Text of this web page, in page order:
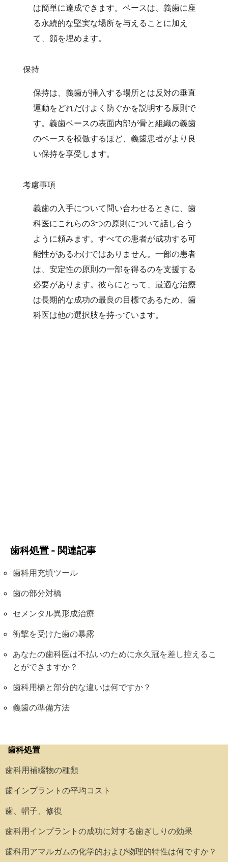
は簡単に達成できます。ベースは、義歯に座
る永続的な堅実な場所を与えることに加え
て、顔を埋めます。
保持
保持は、義歯が挿入する場所とは反対の垂直
運動をどれだけよく防ぐかを説明する原則で
す。義歯ベースの表面内部が骨と組織の義歯
のベースを模倣するほど、義歯患者がより良
い保持を享受します。
考慮事項
義歯の入手について問い合わせるときに、歯
科医にこれらの3つの原則について話し合う
ように頼みます。すべての患者が成功する可
能性があるわけではありません。一部の患者
は、安定性の原則の一部を得るのを支援する
必要があります。彼らにとって、最適な治療
は長期的な成功の最良の目標であるため、歯
科医は他の選択肢を持っています。
歯科処置 - 関連記事
歯科用充填ツール
歯の部分対橋
セメンタル異形成治療
衝撃を受けた歯の暴露
あなたの歯科医は不払いのために永久冠を差し控えるこ
とができますか？
歯科用橋と部分的な違いは何ですか？
義歯の準備方法
歯科処置
歯科用補綴物の種類
歯インプラントの平均コスト
歯、帽子、修復
歯科用インプラントの成功に対する歯ぎしりの効果
歯科用アマルガムの化学的および物理的特性は何ですか？